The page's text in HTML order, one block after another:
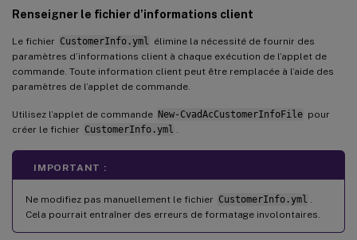
Renseigner le fichier d’informations client
Le fichier CustomerInfo.yml élimine la nécessité de fournir des
paramètres d’informations client à chaque exécution de l’applet de
commande. Toute information client peut être remplacée à l’aide des
paramètres de l’applet de commande.
Utilisez l’applet de commande New-CvadAcCustomerInfoFile pour
créer le fichier CustomerInfo.yml .
IMPORTANT :
Ne modifiez pas manuellement le fichier CustomerInfo.yml .
Cela pourrait entraîner des erreurs de formatage involontaires.